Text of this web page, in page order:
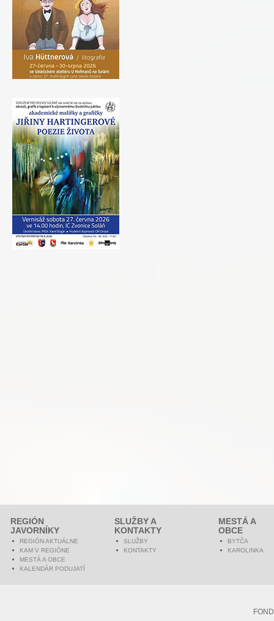
REGIÓN
JAVORNÍKY
REGIÓN AKTUÁLNE
KAM V REGIÓNE
MESTÁ A OBCE
KALENDÁR PODUJATÍ
SLUŽBY A
KONTAKTY
SLUŽBY
KONTAKTY
MESTÁ A
OBCE
BYTČA
KAROLINKA